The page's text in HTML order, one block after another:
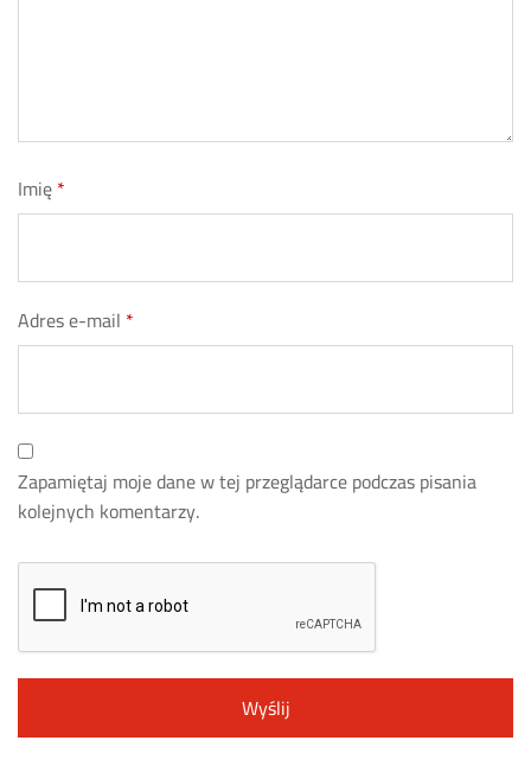
Imię*
Adres e-mail *
Zapamiętaj moje dane w tej przeglądarce podczas pisania
kolejnych komentarzy.